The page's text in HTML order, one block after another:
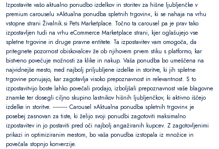
Izpostavite vašo aktualno ponudbo izdelkov in storitev za hišne ljubljenčke v
premium carouselu »Aktualna ponudba spletnih trgovin«, ki se nahaja na vrhu
vstopne strani Živalnik.si Pets Marketplace. Točno ta carousel pa je prav tako
izpostavljen tudi na vrhu eCommerce Marketplace strani, kjer oglašujejo vse
spletne trgovine in druge pravne entitete. Ta izpostavitev vam omogoča, da
pritegnete pozornost obiskovalcev že ob njihovem prvem stiku s platformo, kar
bistveno povečuje možnosti za klike in nakup. Vaša ponudba bo umeščena na
najvidnejše mesto, med najbolj priljubljene izdelke in storitve, ki jih spletne
trgovine ponujajo, kar zagotavlja visoko prepoznavnost in relevantnost. S to
izpostavitvijo boste lahko povečali prodajo, izboljšali prepoznavnost vaše blagovne
znamke ter dosegli ciljno skupino lastnikov hišnih ljubljenčkov, ki aktivno iščejo
izdelke in storitve. ---------- Carousel »Aktualna ponudba spletnih trgovin« je
posebej zasnovan za tiste, ki želijo svoji ponudbi zagotoviti maksimalno
izpostavitev in jo postaviti pred oči najbolj angažiranih kupcev. Z zagotovljenimi
prikazi in optimiziranim mestom, bo vaša ponudba izstopala iz množice in
povečala stopnjo konverzije.